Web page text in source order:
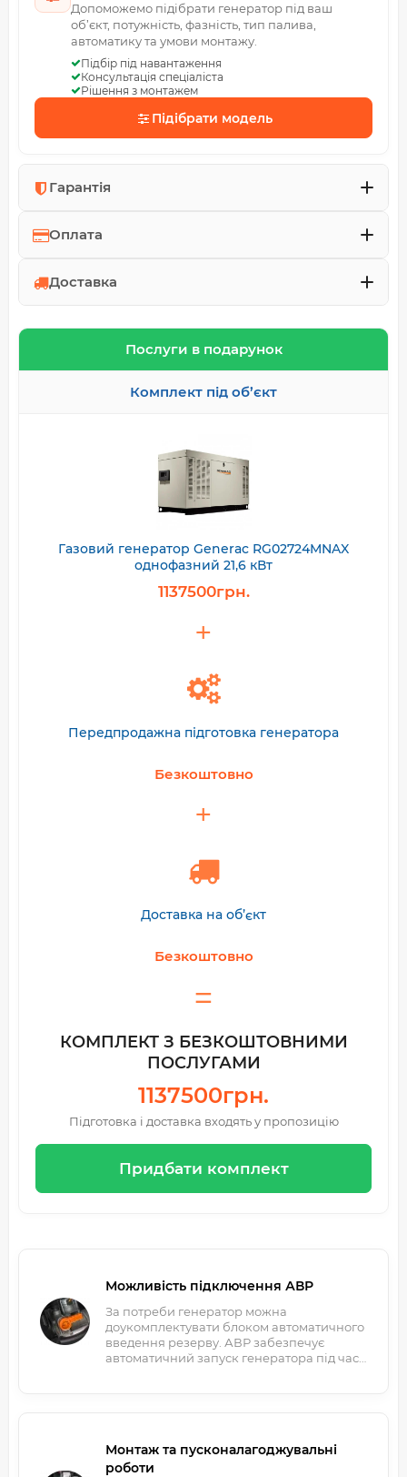
Допоможемо підібрати генератор під ваш
об’єкт, потужність, фазність, тип палива,
автоматику та умови монтажу.
Підбір під навантаження
Консультація спеціаліста
Рішення з монтажем
Підібрати модель
Гарантія
Оплата
Доставка
Послуги в подарунок
Комплект під об’єкт
Газовий генератор Generac RG02724MNAX
однофазний 21,6 кВт
1137500грн.
Передпродажна підготовка генератора
Безкоштовно
Доставка на об’єкт
Безкоштовно
КОМПЛЕКТ З БЕЗКОШТОВНИМИ
ПОСЛУГАМИ
1137500грн.
Підготовка і доставка входять у пропозицію
Придбати комплект
Можливість підключення АВР
За потреби генератор можна
доукомплектувати блоком автоматичного
введення резерву. АВР забезпечує
автоматичний запуск генератора під час
Монтаж та пусконалагоджувальні
роботи